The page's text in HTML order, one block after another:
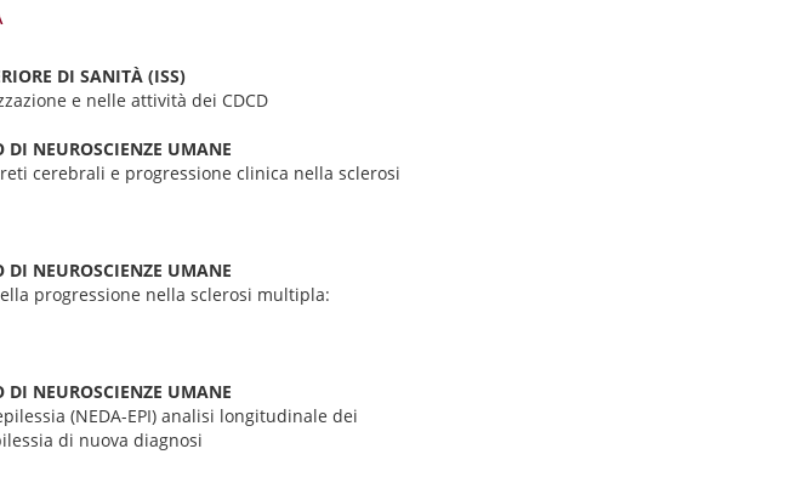
DI SANITÀ (ISS)
e nelle attività dei CDCD
NEUROSCIENZE UMANE
cerebrali e progressione clinica nella sclerosi
NEUROSCIENZE UMANE
progressione nella sclerosi multipla:
NEUROSCIENZE UMANE
(NEDA-EPI) analisi longitudinale dei
di nuova diagnosi